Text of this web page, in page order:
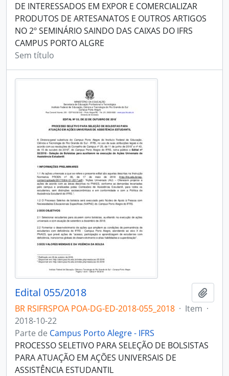
DE INTERESSADOS EM EXPOR E COMERCIALIZAR
PRODUTOS DE ARTESANATOS E OUTROS ARTIGOS
NO 2º SEMINÁRIO SAINDO DAS CAIXAS DO IFRS
CAMPUS PORTO ALGRE
Sem título
Edital 055/2018
BR RSIFRSPOA POA-DG-ED-2018-055_2018 · Item ·
2018-10-22
Parte de Campus Porto Alegre - IFRS
PROCESSO SELETIVO PARA SELEÇÃO DE BOLSISTAS
PARA ATUAÇÃO EM AÇÕES UNIVERSAIS DE
ASSISTÊNCIA ESTUDANTIL